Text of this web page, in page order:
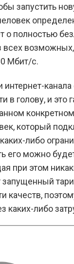
запустить
о полностью
возможных,
Мбит/с.
в голову, и это
который
либо
его можно
при этом
запущенный
качеств,
каких-либо